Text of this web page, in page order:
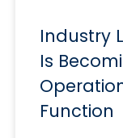
Industry
Is
Function